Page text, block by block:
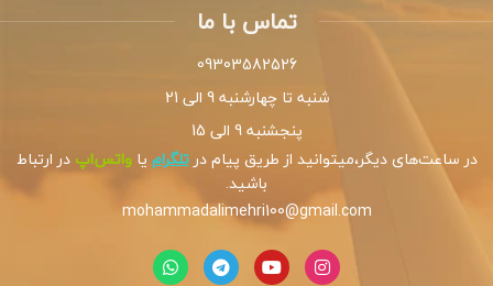
تماس با ما
09303582526
شنبه تا چهارشنبه 9 الی 21
پنجشنبه 9 الی 15
در ساعت‌های دیگر،میتوانید از طریق پیام درتلگرام یاواتس‌اپدر ارتباط
باشید.
mohammadalimehri100@gmail.com